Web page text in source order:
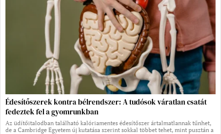
Édesítőszerek kontra bélrendszer: A tudósok váratlan csatát
fedeztek fel a gyomrunkban
Az üdítőitalodban található kalóriamentes édesítőszer ártalmatlannak tűnhet,
de a Cambridge Egyetem új kutatása szerint sokkal többet tehet, mint pusztán a